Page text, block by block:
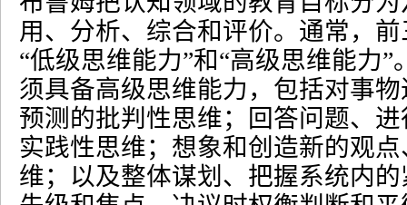
用、分析、综合和评价。通常，
“低级思维能力”和“高级思维能力”
须具备高级思维能力，包括对事
预测的批判性思维；回答问题、
实践性思维；想象和创造新的观
维；以及整体谋划、把握系统内